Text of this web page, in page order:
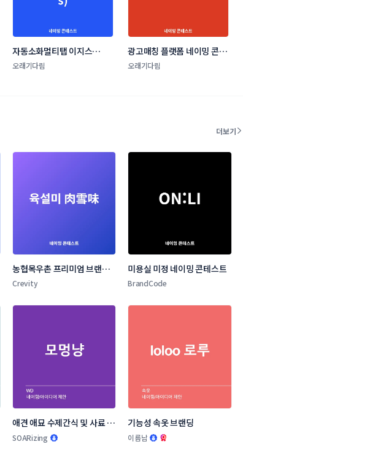
자동소화멀티탭 이지스
(Aegis) 브랜드 네이밍 콘테
오래기다림
광고매칭 플랫폼 네이밍 콘테
스트
오래기다림
더보기
농협목우촌 프리미엄 브랜드
네이밍 공모
Crevity
미용실 미정 네이밍 콘테스트
BrandCode
애견 애묘 수제간식 및 사료 브
랜드 작명부탁드립니다.
SOARizing
기능성 속옷 브랜딩
이름남